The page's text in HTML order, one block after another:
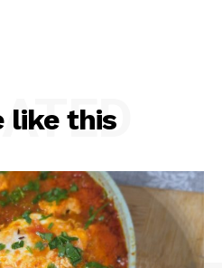
like this